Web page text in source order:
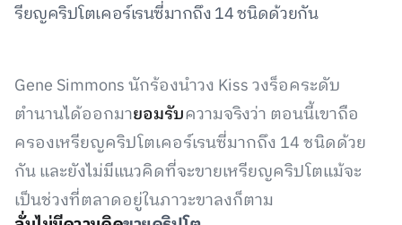
รียญคริปโตเคอร์เรนซี่มากถึง 14 ชนิดด้วยกัน
Gene Simmons นักร้องนำวง Kiss วงร็อคระดับ
ตำนานได้ออกมายอมรับความจริงว่า ตอนนี้เขาถือ
ครองเหรียญคริปโตเคอร์เรนซี่มากถึง 14 ชนิดด้วย
กัน และยังไม่มีแนวคิดที่จะขายเหรียญคริปโตแม้จะ
เป็นช่วงที่ตลาดอยู่ในภาวะขาลงก็ตาม